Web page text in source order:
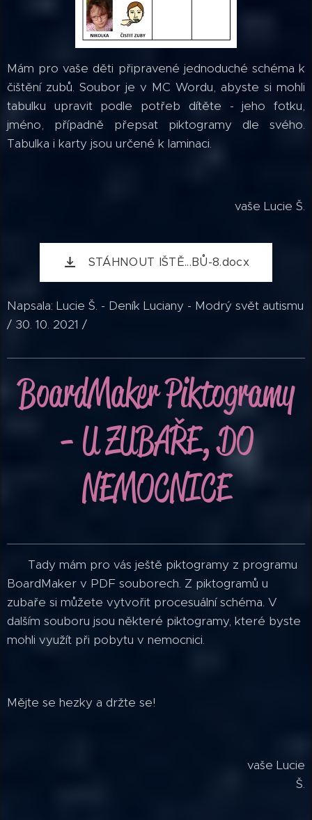
Mám pro vaše děti připravené jednoduché schéma k
čištění zubů. Soubor je v MC Wordu, abyste si mohli
tabulku upravit podle potřeb dítěte - jeho fotku,
jméno, případně přepsat piktogramy dle svého.
Tabulka i karty jsou určené k laminaci.
vaše Lucie Š.
STÁHNOUT IŠTĚ...BŮ-8.docx
Napsala: Lucie Š. - Deník Luciany - Modrý svět autismu
/ 30. 10. 2021 /
BoardMakerPiktogramy
- U ZUBAŘE, DO
NEMOCNICE
Tady mám pro vás ještě piktogramy z programu
BoardMaker v PDF souborech. Z piktogramů u
zubaře si můžete vytvořit procesuální schéma. V
dalším souboru jsou některé piktogramy, které byste
mohli využít při pobytu v nemocnici.
Mějte se hezky a držte se!
vaše Lucie
Š.